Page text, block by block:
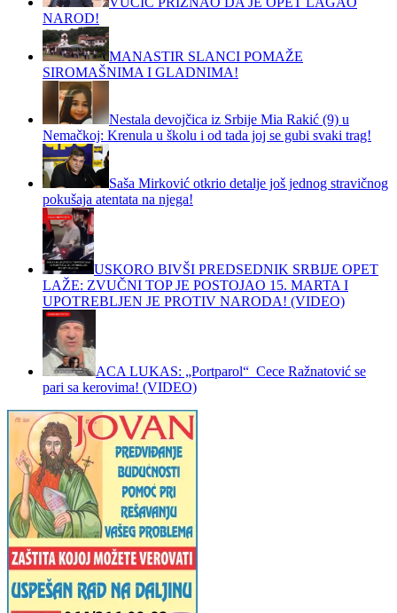
NAROD!
MANASTIR SLANCI POMAŽE
SIROMAŠNIMA I GLADNIMA!
Nestala devojčica iz Srbije Mia Rakić (9) u
Nemačkoj: Krenula u školu i od tada joj se gubi svaki trag!
Saša Mirković otkrio detalje još jednog stravičnog
pokušaja atentata na njega!
USKORO BIVŠI PREDSEDNIK SRBIJE OPET
LAŽE: ZVUČNI TOP JE POSTOJAO 15. MARTA I
UPOTREBLJEN JE PROTIV NARODA! (VIDEO)
ACA LUKAS: „Portparol“ Cece Ražnatović se
pari sa kerovima! (VIDEO)